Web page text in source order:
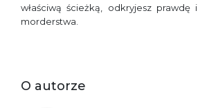
właściwą ścieżką, odkryjesz prawdę
morderstwa.
O autorze